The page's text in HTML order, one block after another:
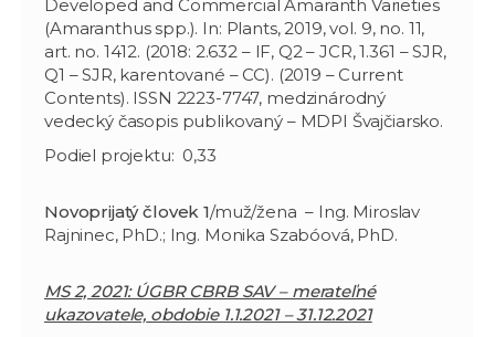
Developed and Commercial Amaranth Varieties
(Amaranthus spp.). In: Plants, 2019, vol. 9, no. 11,
art. no. 1412. (2018: 2.632 – IF, Q2 – JCR, 1.361 – SJR,
Q1 – SJR, karentované – CC). (2019 – Current
Contents). ISSN 2223-7747, medzinárodný
vedecký časopis publikovaný – MDPI Švajčiarsko.
Podiel projektu: 0,33
Novoprijatý človek 1/muž/žena – Ing. Miroslav
Rajninec, PhD.; Ing. Monika Szabóová, PhD.
MS 2, 2021: ÚGBR CBRB SAV – merateľné
ukazovatele, obdobie 1.1.2021 – 31.12.2021